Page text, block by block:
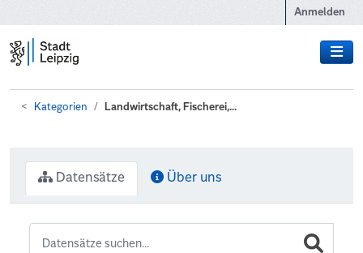
Anmelden
Kategorien Landwirtschaft, Fischerei,...
Datensätze Über uns